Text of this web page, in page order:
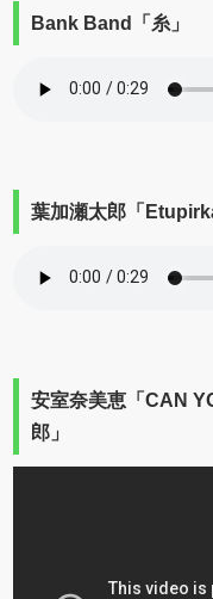
Bank Band「糸」
葉加瀬太郎「
安室奈美恵「CAN
郎」